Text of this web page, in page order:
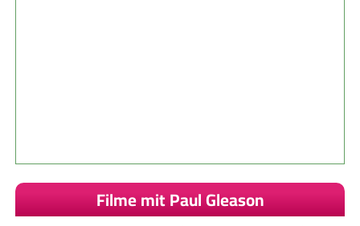
Filme mit Paul Gleason